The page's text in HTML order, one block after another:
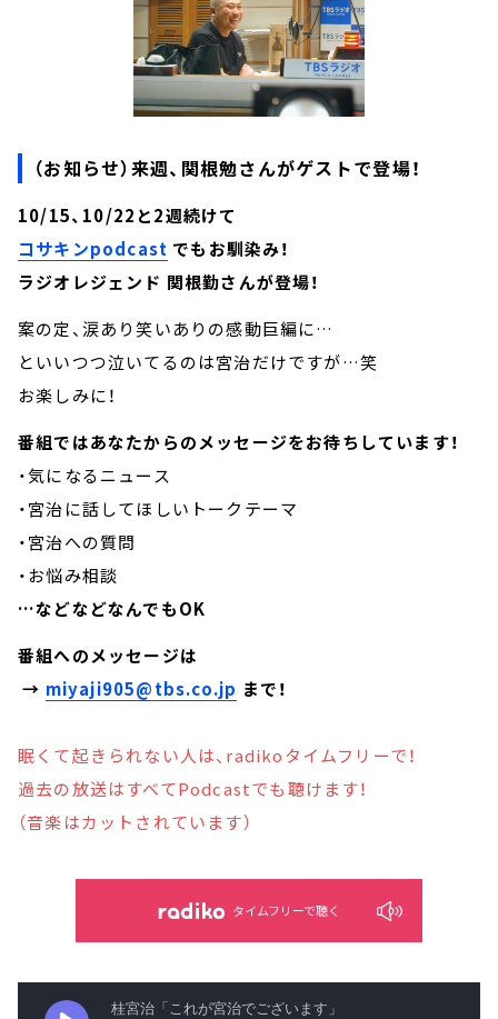
（お知らせ）来週、関根勉さんがゲストで登場！
10/15、10/22と2週続けて
コサキンpodcast でもお馴染み！
ラジオレジェンド 関根勤さんが登場！
案の定、涙あり笑いありの感動巨編に…
といいつつ泣いてるのは宮治だけですが…笑
お楽しみに！
番組ではあなたからのメッセージをお待ちしています！
・気になるニュース
・宮治に話してほしいトークテーマ
・宮治への質問
・お悩み相談
…などなどなんでもOK
番組へのメッセージは
→ miyaji905@tbs.co.jp まで！
眠くて起きられない人は、radikoタイムフリーで！
過去の放送はすべてPodcastでも聴けます！
（音楽はカットされています）
タイムフリーで聴く